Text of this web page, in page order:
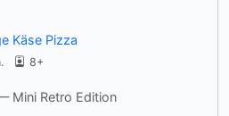
Käse Pizza
8+
Mini Retro Edition